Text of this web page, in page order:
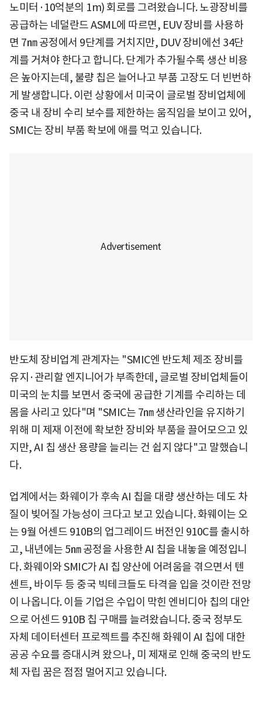
노미터·10억분의 1m) 회로를 그려왔습니다. 노광장비를
공급하는 네덜란드 ASML에 따르면, EUV 장비를 사용하
면 7㎚ 공정에서 9단계를 거치지만, DUV 장비에선 34단
계를 거쳐야 한다고 합니다. 단계가 추가될수록 생산 비용
은 높아지는데, 불량 칩은 늘어나고 부품 고장도 더 빈번하
게 발생합니다. 이런 상황에서 미국이 글로벌 장비업체에
중국 내 장비 수리 보수를 제한하는 움직임을 보이고 있어,
SMIC는 장비 부품 확보에 애를 먹고 있습니다.
반도체 장비업계 관계자는 "SMIC엔 반도체 제조 장비를
유지·관리할 엔지니어가 부족한데, 글로벌 장비업체들이
미국의 눈치를 보면서 중국에 공급한 기계를 수리하는 데
몸을 사리고 있다"며 "SMIC는 7㎚ 생산라인을 유지하기
위해 미 제재 이전에 확보한 장비와 부품을 끌어모으고 있
지만, AI 칩 생산 용량을 늘리는 건 쉽지 않다"고 말했습니
다.
업계에서는 화웨이가 후속 AI 칩을 대량 생산하는 데도 차
질이 빚어질 가능성이 크다고 보고 있습니다. 화웨이는 오
는 9월 어센드 910B의 업그레이드 버전인 910C를 출시하
고, 내년에는 5㎚ 공정을 사용한 AI 칩을 내놓을 예정입니
다. 화웨이와 SMIC가 AI 칩 양산에 어려움을 겪으면서 텐
센트, 바이두 등 중국 빅테크들도 타격을 입을 것이란 전망
이 나옵니다. 이들 기업은 수입이 막힌 엔비디아 칩의 대안
으로 어센드 910B 칩 구매를 늘려왔습니다. 중국 정부도
자체 데이터센터 프로젝트를 추진해 화웨이 AI 칩에 대한
공공 수요를 증대시켜 왔으나, 미 제재로 인해 중국의 반도
체 자립 꿈은 점점 멀어지고 있습니다.